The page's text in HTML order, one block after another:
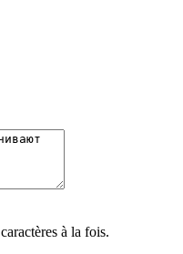
caractères à la fois.